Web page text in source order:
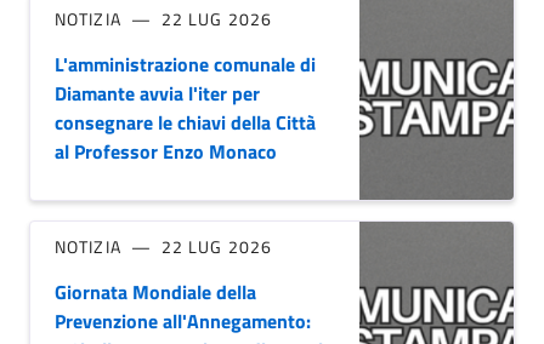
NOTIZIA 22 LUG 2026
L'amministrazione comunale di
Diamante avvia l'iter per
consegnare le chiavi della Città
al Professor Enzo Monaco
NOTIZIA 22 LUG 2026
Giornata Mondiale della
Prevenzione all'Annegamento: